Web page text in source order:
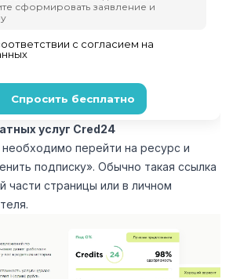
услуг Сred24
перейти на ресурс и
подписку». Обычно такая ссылка
части страницы или в личном